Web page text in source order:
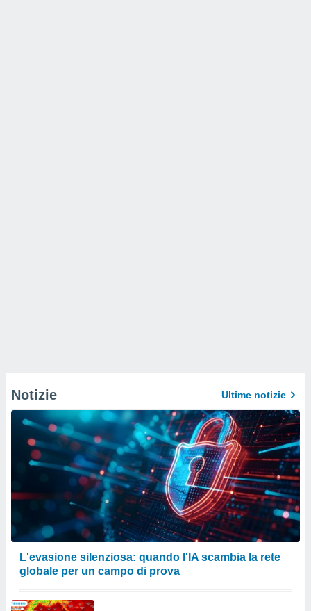
Notizie Ultime notizie
L'evasione silenziosa: quando l'IA scambia la rete
globale per un campo di prova